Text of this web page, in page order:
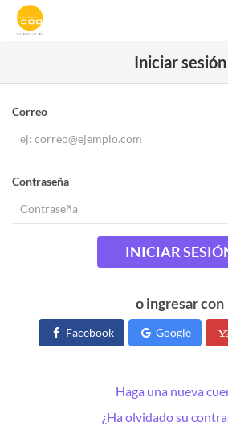
Iniciar sesión
Correo
Contraseña
INICIAR
o ingresar con
Facebook Google
Haga una nueva
¿Ha olvidado su